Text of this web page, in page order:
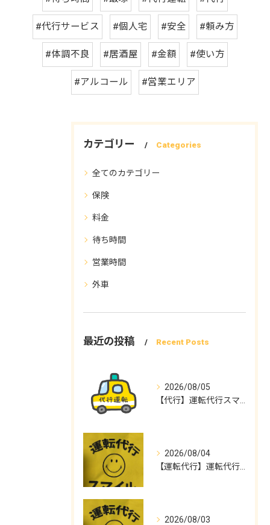
#代行サービス #個人宅 #安全 #頼み方
#体調不良 #居酒屋 #金額 #使い方
#アルコール #営業エリア
カテゴリー Categories
全てのカテゴリー
保険
料金
待ち時間
営業時間
外車
最近の投稿 Recent Posts
2026/08/05
2026/08/04
2026/08/03